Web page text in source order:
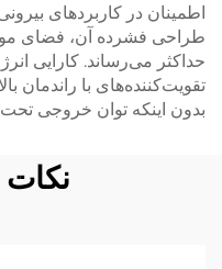
اطمینان در کاربردهای
طراحی فشرده آن، فضای
حداکثر می‌رساند. کارایی
تقویت‌کننده‌های با راندمان
بدون اینکه توان خروجی تحت
نکات